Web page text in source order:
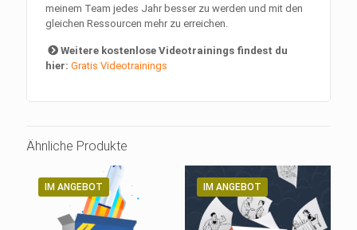
meinem Team jedes Jahr besser zu werden und mit den
gleichen Ressourcen mehr zu erreichen.
Weitere kostenlose Videotrainings findest du
hier: Gratis Videotrainings
Ähnliche Produkte
IM ANGEBOT IM ANGEBOT